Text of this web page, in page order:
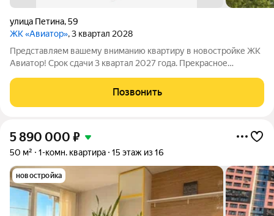
улица Петина,59
ЖК «Авиатор», 3 квартал 2028
Представляем вашему вниманию квартиру в новостройке ЖК
Авиатор! Срок сдачи 3 квартал 2027 года. Прекрасное
домом расположен новый детский сад, в шаговой доступности
школа № 24. Парк Ковыринский,
Позвонить
5 890 000 ₽
50 м² 1-комн. квартира 15 этаж из 16
новостройка